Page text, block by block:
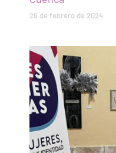
26 de febrero de 2024